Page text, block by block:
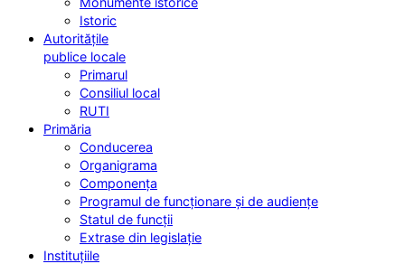
Istoric
Autoritățile
publice locale
Primarul
Consiliul local
RUTI
Primăria
Conducerea
Organigrama
Componența
Programul de funcționare și de audiențe
Statul de funcții
Extrase din legislație
Instituțiile